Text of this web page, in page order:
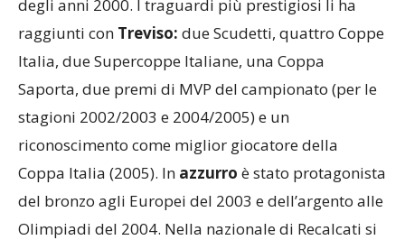
degli anni 2000. I traguardi più prestigiosi li ha
raggiunti con Treviso: due Scudetti, quattro Coppe
Italia, due Supercoppe Italiane, una Coppa
Saporta, due premi di MVP del campionato (per le
stagioni 2002/2003 e 2004/2005) e un
riconoscimento come miglior giocatore della
Coppa Italia (2005). In azzurro è stato protagonista
del bronzo agli Europei del 2003 e dell’argento alle
Olimpiadi del 2004. Nella nazionale di Recalcati si